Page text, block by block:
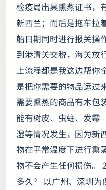
检疫局出具熏蒸证书，
新西兰；而后是拖车拉
船日期同时进行报关操
到港清关交税，海关放
上流程都是我这边帮你
是把你需要的物品运过
需要熏蒸的商品有木包
能有树皮、虫蛀、发霉
湿等情况发生，因为新
物在平常温度下进行熏
物不会产生任何损伤。
多久？ 以广州、深圳